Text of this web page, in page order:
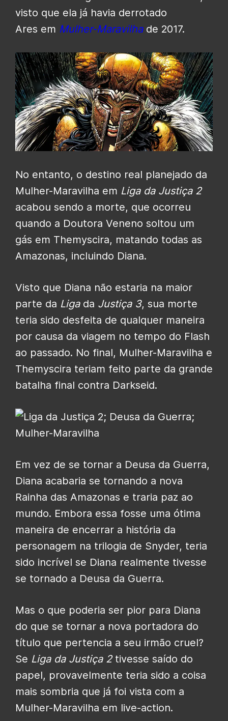
visto que ela já havia derrotado
Ares em Mulher-Maravilhade 2017.
No entanto, o destino real planejado da
Mulher-Maravilha em Liga da Justiça 2
acabou sendo a morte, que ocorreu
quando a Doutora Veneno soltou um
gás em Themyscira, matando todas as
Amazonas, incluindo Diana.
Visto que Diana não estaria na maior
parte da Ligada Justiça 3, sua morte
teria sido desfeita de qualquer maneira
por causa da viagem no tempo do Flash
ao passado. No final, Mulher-Maravilha e
Themyscira teriam feito parte da grande
batalha final contra Darkseid.
Em vez de se tornar a Deusa da Guerra,
Diana acabaria se tornando a nova
Rainha das Amazonas e traria paz ao
mundo. Embora essa fosse uma ótima
maneira de encerrar a história da
personagem na trilogia de Snyder, teria
sido incrível se Diana realmente tivesse
se tornado a Deusa da Guerra.
Mas o que poderia ser pior para Diana
do que se tornar a nova portadora do
título que pertencia a seu irmão cruel?
Se Liga da Justiça 2 tivesse saído do
papel, provavelmente teria sido a coisa
mais sombria que já foi vista com a
Mulher-Maravilha em live-action.